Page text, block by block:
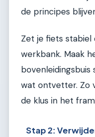
de principes
Zet je fiets
werkbank. Maak
wat ontvetter. Zo
de klus in het
Stap 2: